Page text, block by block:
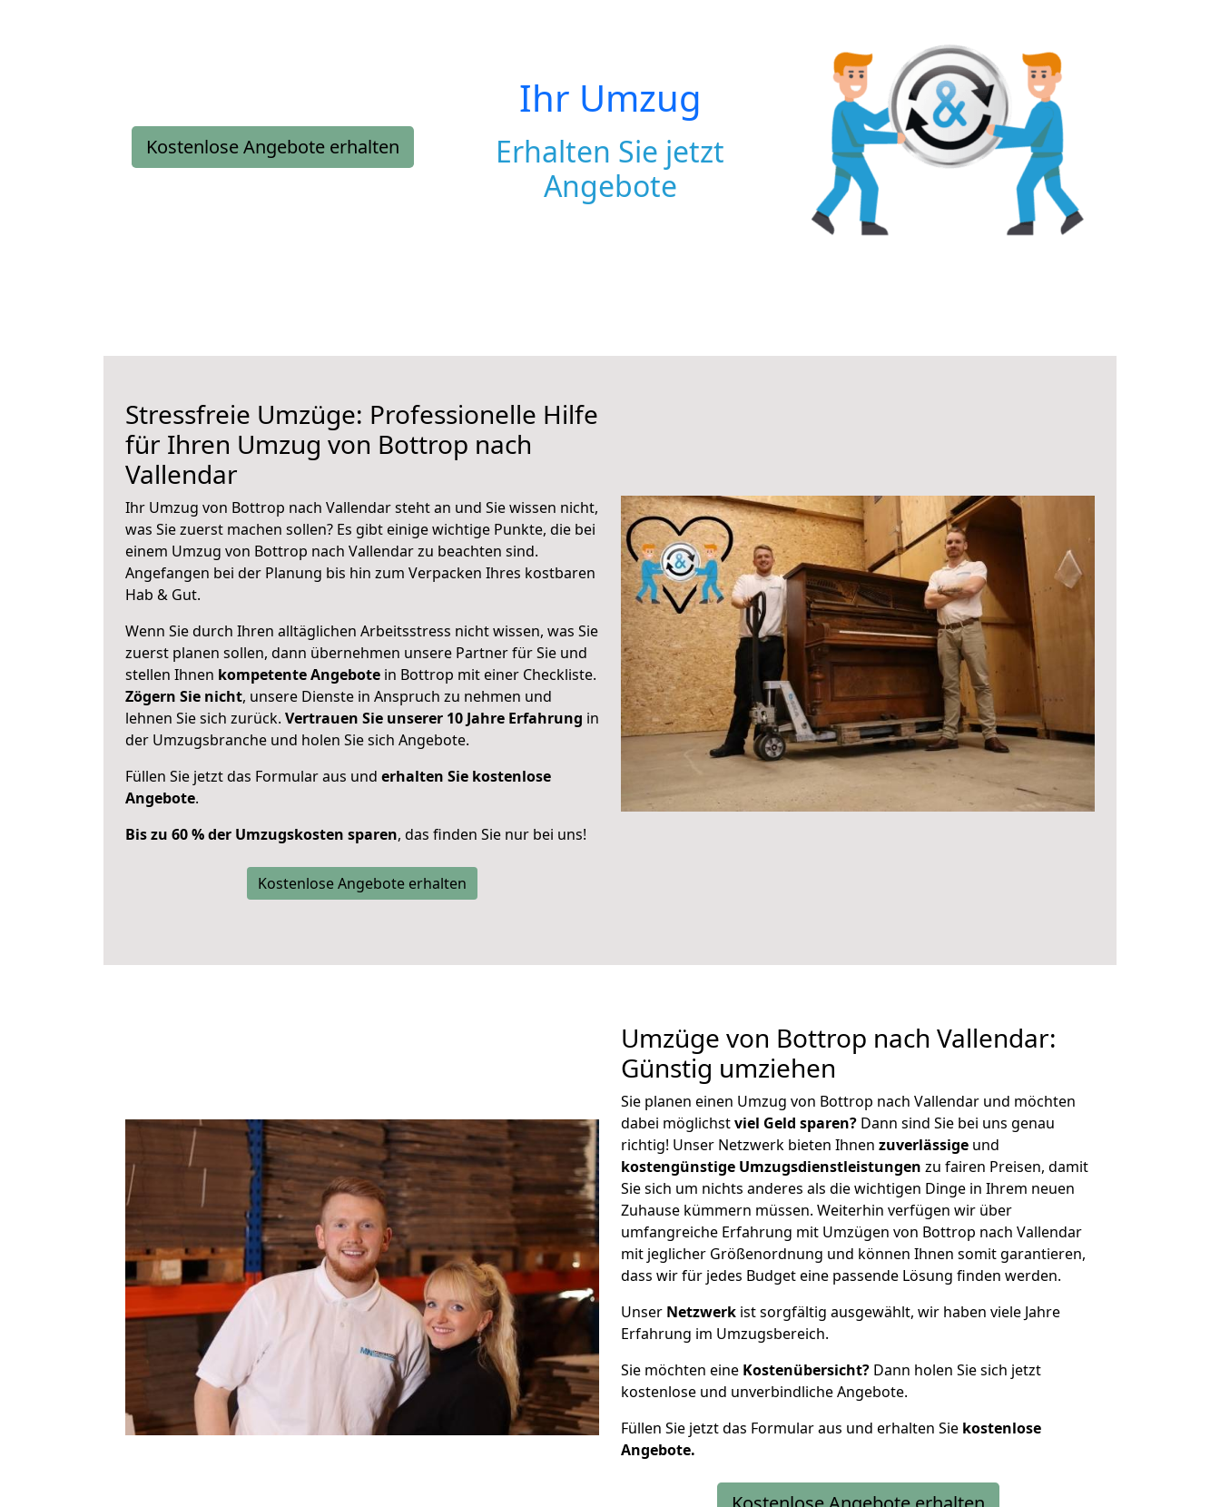
Kostenlose Angebote erhalten
Ihr Umzug
Erhalten Sie jetzt
Angebote
Stressfreie Umzüge: Professionelle Hilfe
für Ihren Umzug von Bottrop nach
Vallendar
Ihr Umzug von Bottrop nach Vallendar steht an und Sie wissen nicht,
was Sie zuerst machen sollen? Es gibt einige wichtige Punkte, die bei
einem Umzug von Bottrop nach Vallendar zu beachten sind.
Angefangen bei der Planung bis hin zum Verpacken Ihres kostbaren
Hab & Gut.
Wenn Sie durch Ihren alltäglichen Arbeitsstress nicht wissen, was Sie
zuerst planen sollen, dann übernehmen unsere Partner für Sie und
stellen Ihnen kompetente Angebote in Bottrop mit einer Checkliste.
Zögern Sie nicht, unsere Dienste in Anspruch zu nehmen und
lehnen Sie sich zurück. Vertrauen Sie unserer 10 Jahre Erfahrung in
der Umzugsbranche und holen Sie sich Angebote.
Füllen Sie jetzt das Formular aus und erhalten Sie kostenlose
Angebote.
Bis zu 60 % der Umzugskosten sparen, das finden Sie nur bei uns!
Kostenlose Angebote erhalten
Umzüge von Bottrop nach Vallendar:
Günstig umziehen
Sie planen einen Umzug von Bottrop nach Vallendar und möchten
dabei möglichstviel Geld sparen? Dann sind Sie bei uns genau
richtig! Unser Netzwerk bieten Ihnen zuverlässige und
kostengünstige Umzugsdienstleistungen zu fairen Preisen, damit
Sie sich um nichts anderes als die wichtigen Dinge in Ihrem neuen
Zuhause kümmern müssen. Weiterhin verfügen wir über
umfangreiche Erfahrung mit Umzügen von Bottrop nach Vallendar
mit jeglicher Größenordnung und können Ihnen somit garantieren,
dass wir für jedes Budget eine passende Lösung finden werden.
Unser Netzwerk ist sorgfältig ausgewählt, wir haben viele Jahre
Erfahrung im Umzugsbereich.
Sie möchten eine Kostenübersicht? Dann holen Sie sich jetzt
kostenlose und unverbindliche Angebote.
Füllen Sie jetzt das Formular aus und erhalten Sie kostenlose
Angebote.